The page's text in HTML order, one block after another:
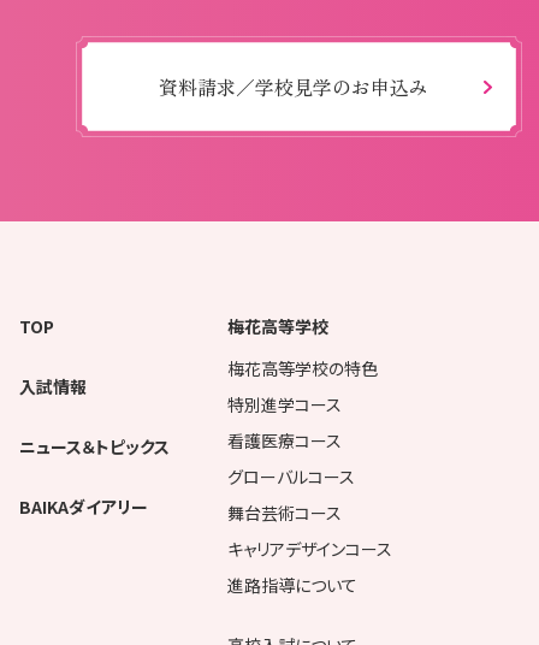
資料請求／学校見学のお申込み
TOP
入試情報
ニュース＆トピックス
BAIKAダイアリー
梅花高等学校
梅花高等学校の特色
特別進学コース
看護医療コース
グローバルコース
舞台芸術コース
キャリアデザインコース
進路指導について